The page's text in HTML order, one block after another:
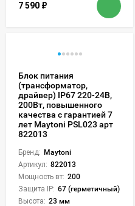
7 590 ₽
Блок питания
(трансформатор,
драйвер) IP67 220-24В,
200Вт, повышенного
качества с гарантией 7
лет Maytoni PSL023 арт
822013
Бренд: Maytoni
Артикул: 822013
Мощность вт: 200
Защита IP: 67 (герметичный)
Высота: 23 мм